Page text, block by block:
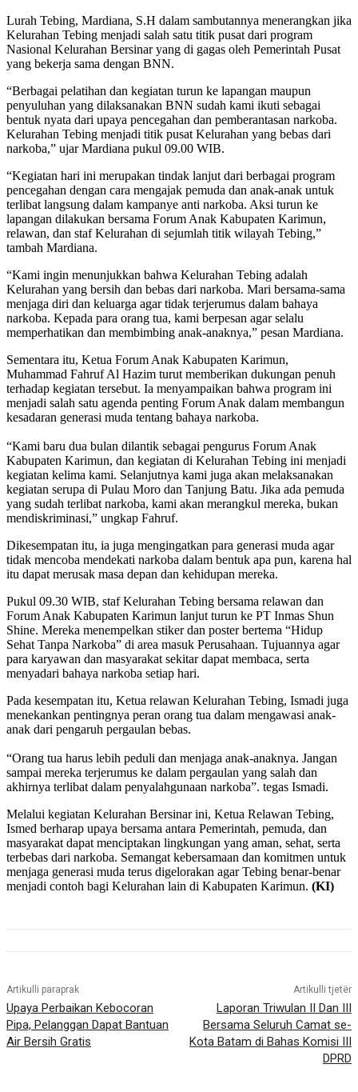
Lurah Tebing, Mardiana, S.H dalam sambutannya menerangkan jika
Kelurahan Tebing menjadi salah satu titik pusat dari program
Nasional Kelurahan Bersinar yang di gagas oleh Pemerintah Pusat
yang bekerja sama dengan BNN.
“Berbagai pelatihan dan kegiatan turun ke lapangan maupun
penyuluhan yang dilaksanakan BNN sudah kami ikuti sebagai
bentuk nyata dari upaya pencegahan dan pemberantasan narkoba.
Kelurahan Tebing menjadi titik pusat Kelurahan yang bebas dari
narkoba,” ujar Mardiana pukul 09.00 WIB.
“Kegiatan hari ini merupakan tindak lanjut dari berbagai program
pencegahan dengan cara mengajak pemuda dan anak-anak untuk
terlibat langsung dalam kampanye anti narkoba. Aksi turun ke
lapangan dilakukan bersama Forum Anak Kabupaten Karimun,
relawan, dan staf Kelurahan di sejumlah titik wilayah Tebing,”
tambah Mardiana.
“Kami ingin menunjukkan bahwa Kelurahan Tebing adalah
Kelurahan yang bersih dan bebas dari narkoba. Mari bersama-sama
menjaga diri dan keluarga agar tidak terjerumus dalam bahaya
narkoba. Kepada para orang tua, kami berpesan agar selalu
memperhatikan dan membimbing anak-anaknya,” pesan Mardiana.
Sementara itu, Ketua Forum Anak Kabupaten Karimun,
Muhammad Fahruf Al Hazim turut memberikan dukungan penuh
terhadap kegiatan tersebut. Ia menyampaikan bahwa program ini
menjadi salah satu agenda penting Forum Anak dalam membangun
kesadaran generasi muda tentang bahaya narkoba.
“Kami baru dua bulan dilantik sebagai pengurus Forum Anak
Kabupaten Karimun, dan kegiatan di Kelurahan Tebing ini menjadi
kegiatan kelima kami. Selanjutnya kami juga akan melaksanakan
kegiatan serupa di Pulau Moro dan Tanjung Batu. Jika ada pemuda
yang sudah terlibat narkoba, kami akan merangkul mereka, bukan
mendiskriminasi,” ungkap Fahruf.
Dikesempatan itu, ia juga mengingatkan para generasi muda agar
tidak mencoba mendekati narkoba dalam bentuk apa pun, karena hal
itu dapat merusak masa depan dan kehidupan mereka.
Pukul 09.30 WIB, staf Kelurahan Tebing bersama relawan dan
Forum Anak Kabupaten Karimun lanjut turun ke PT Inmas Shun
Shine. Mereka menempelkan stiker dan poster bertema “Hidup
Sehat Tanpa Narkoba” di area masuk Perusahaan. Tujuannya agar
para karyawan dan masyarakat sekitar dapat membaca, serta
menyadari bahaya narkoba setiap hari.
Pada kesempatan itu, Ketua relawan Kelurahan Tebing, Ismadi juga
menekankan pentingnya peran orang tua dalam mengawasi anak-
anak dari pengaruh pergaulan bebas.
“Orang tua harus lebih peduli dan menjaga anak-anaknya. Jangan
sampai mereka terjerumus ke dalam pergaulan yang salah dan
akhirnya terlibat dalam penyalahgunaan narkoba”. tegas Ismadi.
Melalui kegiatan Kelurahan Bersinar ini, Ketua Relawan Tebing,
Ismed berharap upaya bersama antara Pemerintah, pemuda, dan
masyarakat dapat menciptakan lingkungan yang aman, sehat, serta
terbebas dari narkoba. Semangat kebersamaan dan komitmen untuk
menjaga generasi muda terus digelorakan agar Tebing benar-benar
menjadi contoh bagi Kelurahan lain di Kabupaten Karimun. (KI)
Artikulli paraprak
Upaya Perbaikan Kebocoran
Pipa, Pelanggan Dapat Bantuan
Air Bersih Gratis
Artikulli tjetër
Laporan Triwulan II Dan III
Bersama Seluruh Camat se-
Kota Batam di Bahas Komisi III
DPRD